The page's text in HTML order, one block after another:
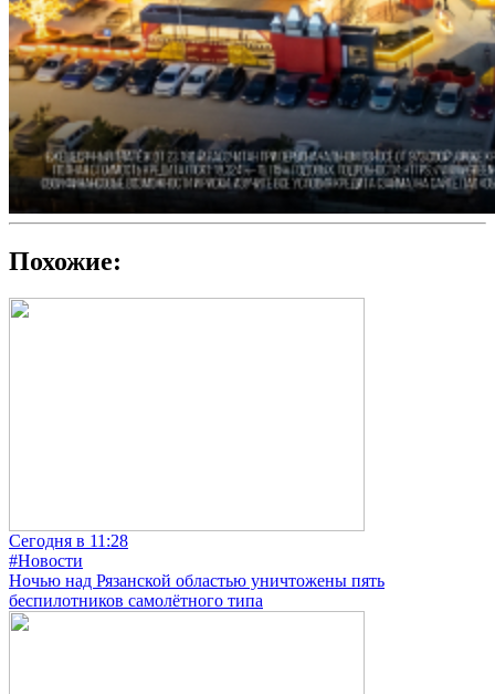
Похожие:
Сегодня в 11:28
#Новости
Ночью над Рязанской областью уничтожены пять
беспилотников самолётного типа